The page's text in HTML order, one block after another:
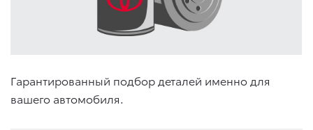
Гарантированный подбор деталей именно для
вашего автомобиля.